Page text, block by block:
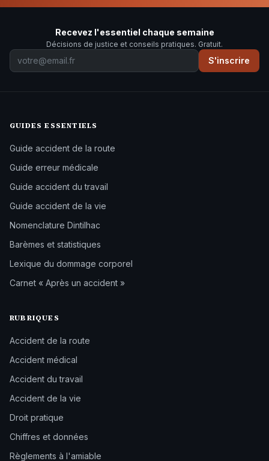
Recevez l'essentiel chaque semaine
Décisions de justice et conseils pratiques. Gratuit.
S'inscrire
GUIDES ESSENTIELS
Guide accident de la route
Guide erreur médicale
Guide accident du travail
Guide accident de la vie
Nomenclature Dintilhac
Barèmes et statistiques
Lexique du dommage corporel
Carnet « Après un accident »
RUBRIQUES
Accident de la route
Accident médical
Accident du travail
Accident de la vie
Droit pratique
Chiffres et données
Règlements à l'amiable